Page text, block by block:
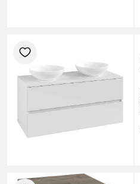
heart